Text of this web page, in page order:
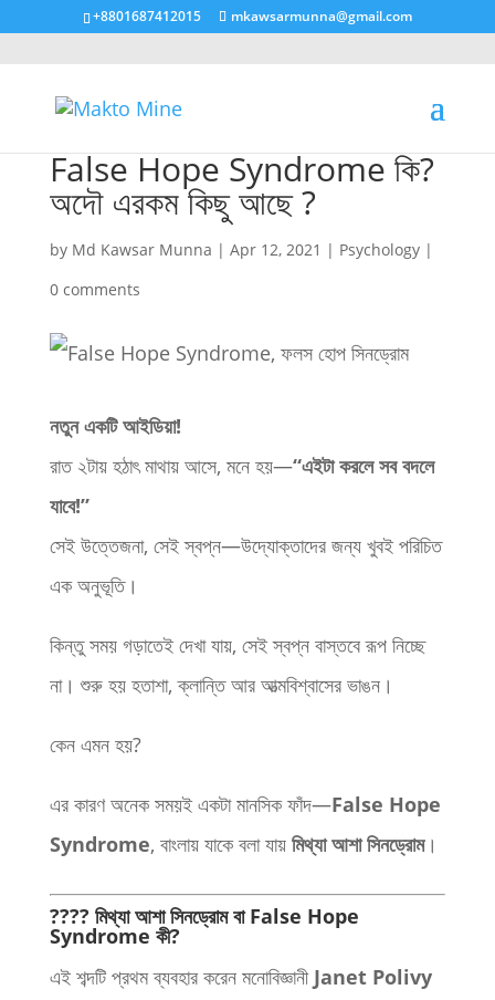
+8801687412015 mkawsarmunna@gmail.com
False Hope Syndrome কি?
অদৌ এরকম কিছু আছে ?
by Md Kawsar Munna | Apr 12, 2021 | Psychology|
0 comments
নতুন একটি আইডিয়া!
রাত ২টায় হঠাৎ মাথায় আসে, মনে হয়—“এইটা করলে সব বদলে
যাবে!”
সেই উত্তেজনা, সেই স্বপ্ন—উদ্যোক্তাদের জন্য খুবই পরিচিত
এক অনুভূতি।
কিন্তু সময় গড়াতেই দেখা যায়, সেই স্বপ্ন বাস্তবে রূপ নিচ্ছে
না। শুরু হয় হতাশা, ক্লান্তি আর আত্মবিশ্বাসের ভাঙন।
কেন এমন হয়?
এর কারণ অনেক সময়ই একটা মানসিক ফাঁদ—False Hope
Syndrome, বাংলায় যাকে বলা যায় মিথ্যা আশা সিনড্রোম।
???? মিথ্যা আশা সিনড্রোম বা False Hope
Syndrome কী?
এই শব্দটি প্রথম ব্যবহার করেন মনোবিজ্ঞানী Janet Polivy